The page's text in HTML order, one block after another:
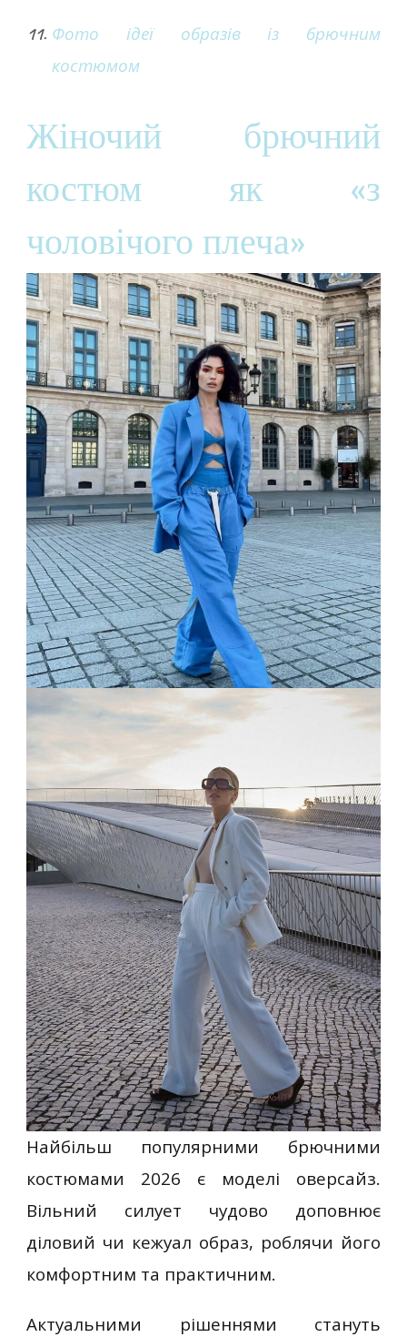
Фото ідеї образів із брючним
костюмом
Жіночий брючний
костюм як «з
чоловічого плеча»
Найбільш популярними брючними
костюмами 2026 є моделі оверсайз.
Вільний силует чудово доповнює
діловий чи кежуал образ, роблячи його
комфортним та практичним.
Актуальними рішеннями стануть